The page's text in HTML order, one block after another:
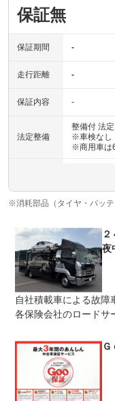
保証無
保証期間 -
走行距離 -
保証内容 -
法定整備
整備付 法
※車検なし
※商用車は
※消耗部品（タイヤ・バッテ
夜
自社積載車による故
各保険会社のロードサ
Ｇ